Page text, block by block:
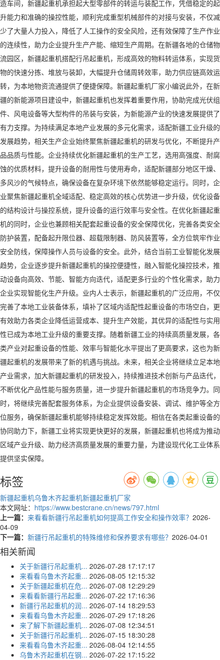
造车间，新疆起重机承担起大型零部件的转运与装配工作，凭借稳定的起
升能力和准确的操控性能，顺利完成重型机械部件的对接与安装，不仅减
少了大量人力投入，降低了人工操作的安全风险，还有效保障了生产作业
的连续性，助力企业提升生产产能、缩短生产周期。在新疆各地的仓储物
流园区，新疆起重机搭配行吊起重机，形成高效的物料转运体系，实现货
物的快速分拣、堆放与装卸，大幅提升仓储周转效率，助力供应链高效运
转，为本地物资流通提供了便捷保障。新疆起重机厂家小编说此外，在新
疆的新能源项目建设中，新疆起重机也发挥着重要作用，协助完成光伏组
件、风电设备等大型构件的吊装与安装，为新能源产业的快速发展提供了
有力支撑。为持续满足本地产业发展的多元化需求，适配新疆工业升级的
发展趋势，相关生产企业始终聚焦新疆起重机的研发与优化，不断提升产
品品质与性能。企业持续优化新疆起重机的生产工艺，选用高强度、耐腐
蚀的优质材料，提升设备的耐用性与使用寿命，适配新疆部分地区干燥、
多风沙的气候特点，确保设备在复杂环境下依然能够稳定运行。同时，企
业聚焦新疆起重机全域适配、稳定高效的核心优势进一步升级，优化设备
的结构设计与操控系统，提升设备的运行效率与安全性。在优化新疆起重
机的同时，企业也兼顾相关配套起重设备的安全保障优化，完善各类安全
防护装置，配备起升限位器、超载限制器、防风装置等，全方位筑牢作业
安全防线，保障操作人员与设备的安全。此外，结合当前工业智能化发展
趋势，企业逐步提升新疆起重机的操控便捷性，融入智能化操控技术，推
动设备向高效、节能、智能方向迭代，适配更多行业的个性化需求，助力
企业实现智能化生产升级。业内人士表示，新疆起重机的广泛应用，不仅
完善了本地工业装备体系，填补了区域内适配性起重设备的市场空白，更
有效助力各类企业降低运营成本、提升生产效能，其优异的适配性与实用
性已成为本地工业升级的重要支撑。随着新疆工业的持续高质量发展，各
类产业对起重设备的性能、效率与智能化水平提出了更高要求，这也为新
疆起重机的发展带来了新的机遇与挑战。未来，相关企业将继续立足本地
产业需求，加大新疆起重机的研发投入，持续推进技术创新与产品迭代，
不断优化产品性能与服务质量，进一步提升新疆起重机的市场竞争力。同
时，将继续完善配套服务体系，为企业提供设备安装、调试、维护等全方
位服务，确保新疆起重机能够持续稳定发挥效能。相信在各类起重设备的
协同助力下，新疆工业将实现更快更好的发展，新疆起重机也将成为推动
区域产业升级、助力经济高质量发展的重要力量，为建设现代化工业体系
提供坚实保障。
标签
新疆起重机乌鲁木齐起重机新疆起重机厂家
本文网址： https://www.bestcrane.cn/news/797.html
上一篇： 来看看新疆行吊起重机如何提高工作安全和操作效率？ 2026-
04-09
下一篇： 新疆行吊起重机的特殊维修和保养要求有哪些？ 2026-04-01
相关新闻
关于新疆行吊起重机... 2026-07-28 17:17:17
来看看乌鲁木齐起重... 2026-08-05 12:15:32
关于新疆起重机在危... 2026-07-08 12:29:29
来看看新疆行吊起重... 2026-07-22 17:16:36
新疆行吊起重机的润... 2026-07-14 18:29:53
来看看乌鲁木齐起重... 2026-07-29 17:18:26
来了解下新疆起重机... 2026-07-08 12:34:51
关于新疆行吊起重机... 2026-07-15 18:30:28
来看看乌鲁木齐起重... 2026-08-04 12:14:55
乌鲁木齐起重机在钢... 2026-07-22 17:15:22